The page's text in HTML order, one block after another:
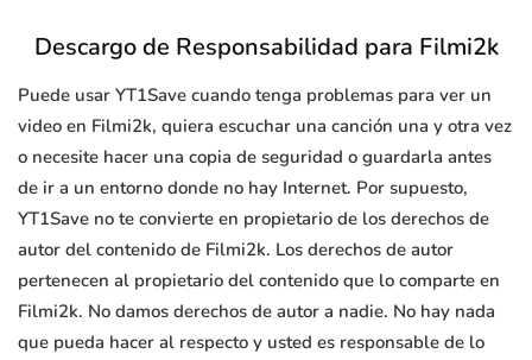
Descargo de Responsabilidad para Filmi2k
Puede usar YT1Save cuando tenga problemas para ver un
video en Filmi2k, quiera escuchar una canción una y otra vez
o necesite hacer una copia de seguridad o guardarla antes
de ir a un entorno donde no hay Internet. Por supuesto,
YT1Save no te convierte en propietario de los derechos de
autor del contenido de Filmi2k. Los derechos de autor
pertenecen al propietario del contenido que lo comparte en
Filmi2k. No damos derechos de autor a nadie. No hay nada
que pueda hacer al respecto y usted es responsable de lo